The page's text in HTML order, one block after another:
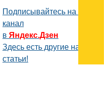
Подписывайтесь на наш
канал
в Яндекс.Дзен
Здесь есть другие наши
статьи!